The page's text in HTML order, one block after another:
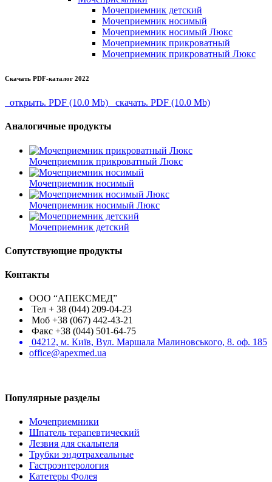
Мочеприемник детский
Мочеприемник носимый
Мочеприемник носимый Люкс
Мочеприемник прикроватный
Мочеприемник прикроватный Люкс
Скачать PDF-каталог 2022
открыть. PDF (10.0 Mb) скачать. PDF (10.0 Mb)
Аналогичные продукты
Мочеприемник прикроватный Люкс
Мочеприемник носимый
Мочеприемник носимый Люкс
Мочеприемник детский
Сопутствующие продукты
Контакты
ООО “АПЕКСМЕД”
Тел + 38 (044) 209-04-23
Моб +38 (067) 442-43-21
Факс +38 (044) 501-64-75
04212, м. Київ, Вул. Маршала Малиновського, 8. оф. 185
office@apexmed.ua
Популярные разделы
Мочеприемники
Шпатель терапевтический
Лезвия для скальпеля
Трубки эндотрахеальные
Гастроэнтерология
Катетеры Фолея